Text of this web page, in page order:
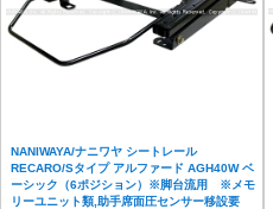
NANIWAYA/ナニワヤ シートレール
RECARO/Sタイプ アルファード AGH40W ベ
ーシック（6ポジション）※脚台流用 ※メモ
リーユニット類,助手席面圧センサー移設要